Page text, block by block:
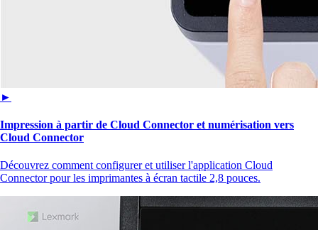
►
Impression à partir de Cloud Connector et numérisation vers
Cloud Connector
Découvrez comment configurer et utiliser l'application Cloud
Connector pour les imprimantes à écran tactile 2,8 pouces.